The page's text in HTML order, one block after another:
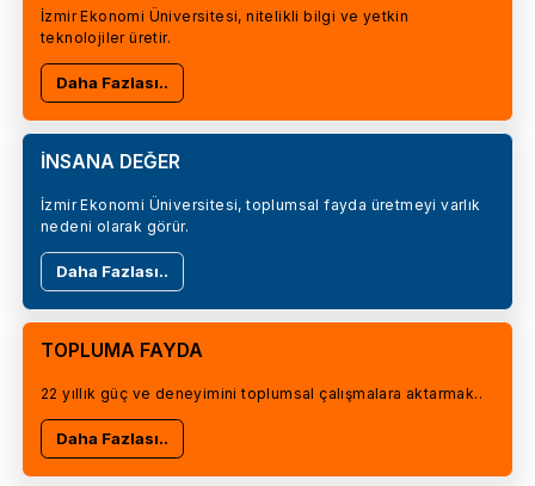
İzmir Ekonomi Üniversitesi, nitelikli bilgi ve yetkin
teknolojiler üretir.
Daha Fazlası..
İNSANA DEĞER
İzmir Ekonomi Üniversitesi, toplumsal fayda üretmeyi varlık
nedeni olarak görür.
Daha Fazlası..
TOPLUMA FAYDA
22 yıllık güç ve deneyimini toplumsal çalışmalara aktarmak..
Daha Fazlası..